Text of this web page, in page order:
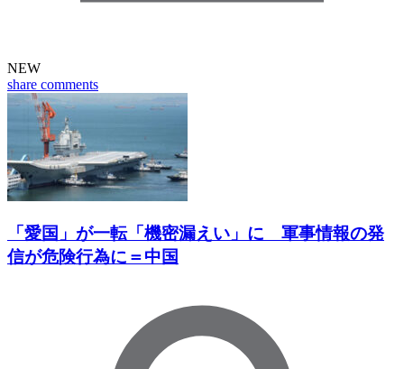
NEW
share comments
「愛国」が一転「機密漏えい」に 軍事情報の発
信が危険行為に＝中国